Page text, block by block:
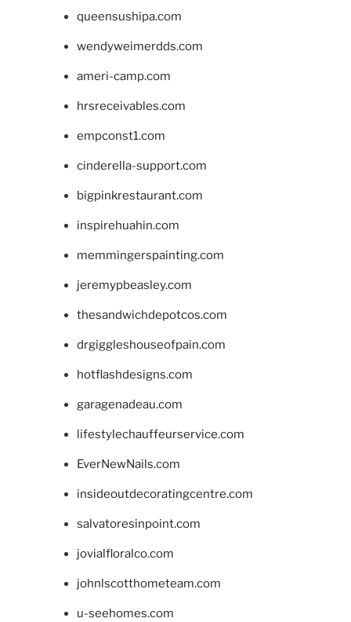
queensushipa.com
wendyweimerdds.com
ameri-camp.com
hrsreceivables.com
empconst1.com
cinderella-support.com
bigpinkrestaurant.com
inspirehuahin.com
memmingerspainting.com
jeremypbeasley.com
thesandwichdepotcos.com
drgiggleshouseofpain.com
hotflashdesigns.com
garagenadeau.com
lifestylechauffeurservice.com
EverNewNails.com
insideoutdecoratingcentre.com
salvatoresinpoint.com
jovialfloralco.com
johnlscotthometeam.com
u-seehomes.com